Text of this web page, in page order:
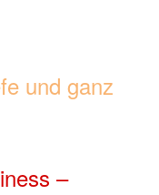
und ganz
–